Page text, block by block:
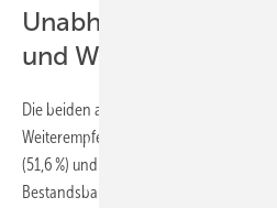
Unabhängigkeit von
und Wirtschaftlichkeit
Die beiden am häufigsten genannten
Weiterempfehlung sind die
(51,6 %) und die Senkung von
Bestandsbauten empfehlen ihre